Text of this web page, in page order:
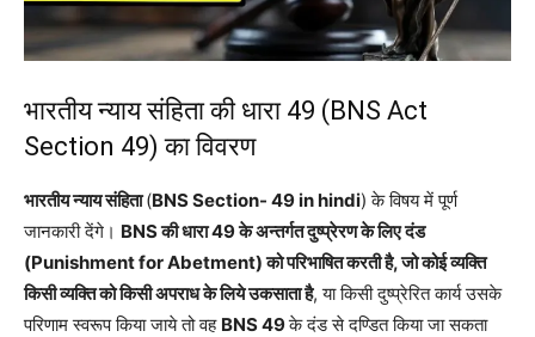
भारतीय न्याय संहिता की धारा 49 (BNS Act
Section 49) का विवरण
भारतीय न्याय संहिता(BNS Section- 49 in hindi) के विषय में पूर्ण
जानकारी देंगे। BNS की धारा 49 के अन्तर्गत दुष्प्रेरण के लिए दंड
(Punishment for Abetment) को परिभाषित करती है, जो कोई व्यक्ति
किसी व्यक्ति को किसी अपराध के लिये उकसाता है, या किसी दुष्प्रेरित कार्य उसके
परिणाम स्वरूप किया जाये तो वह BNS 49के दंड से दण्डित किया जा सकता